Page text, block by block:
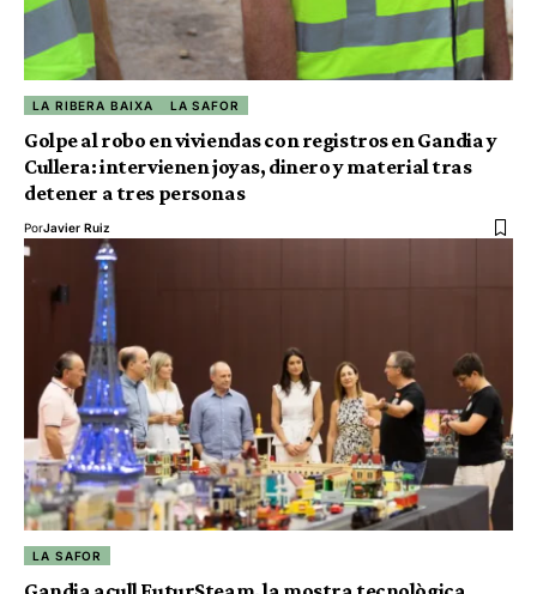
LA RIBERA BAIXA LA SAFOR
Golpe al robo en viviendas con registros en Gandia y
Cullera: intervienen joyas, dinero y material tras
detener a tres personas
PorJavier Ruiz
LA SAFOR